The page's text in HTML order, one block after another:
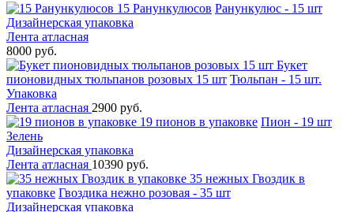
15 Ранункулюсов Ранункулюс - 15 шт
Дизайнерская упаковка
Лента атласная
8000 руб.
Букет
пионовидных тюльпанов розовых 15 шт Тюльпан - 15 шт.
Упаковка
Лента атласная 2900 руб.
19 пионов в упаковке Пион - 19 шт
Зелень
Дизайнерская упаковка
Лента атласная 10390 руб.
35 нежных Гвоздик в
упаковке Гвоздика нежно розовая - 35 шт
Дизайнерская упаковка